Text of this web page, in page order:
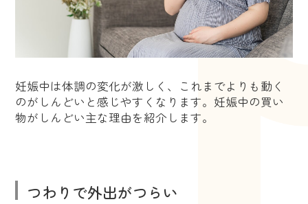
妊娠中は体調の変化が激しく、これまでよりも動く
のがしんどいと感じやすくなります。妊娠中の買い
物がしんどい主な理由を紹介します。
つわりで外出がつらい